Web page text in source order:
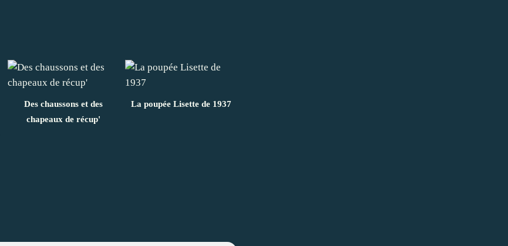
Des chaussons et des
chapeaux de récup'
La poupée Lisette de 1937